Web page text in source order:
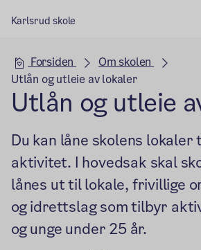
Karlsrud skole
Hovedseksjon
Forsiden
Om skolen
Utlån og utleie av lokaler
Utlån og utleie
Du kan låne skolens
aktivitet. I hovedsak skal
lånes ut til lokale, frivillige
og idrettslag som tilbyr
og unge under 25 år.